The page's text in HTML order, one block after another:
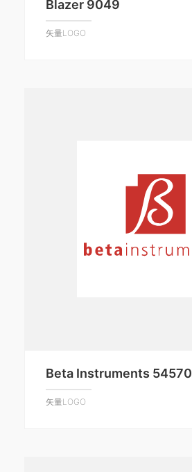
Blazer 9049
矢量LOGO
Beta Instruments 54570
矢量LOGO